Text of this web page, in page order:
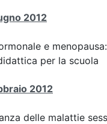
2012
e
per la scuola
2012
delle malattie